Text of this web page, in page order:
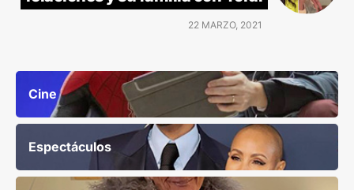
22 MARZO, 2021
Cine
Espectáculos